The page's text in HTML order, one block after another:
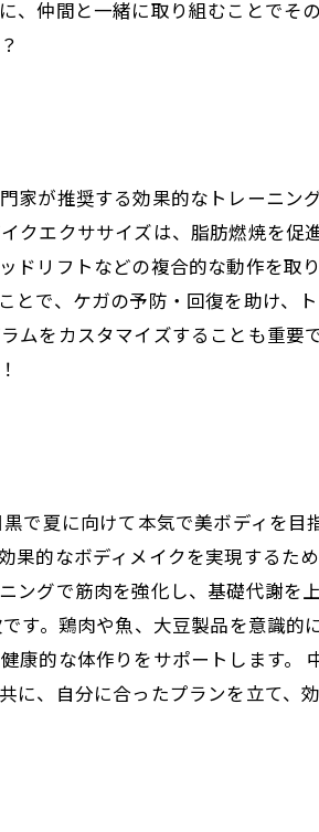
仲間と一緒に取り組むことでそ
が推奨する効果的なトレーニン
クエクササイズは、脂肪燃焼を促
ドリフトなどの複合的な動作を取
で、ケガの予防・回復を助け、
をカスタマイズすることも重要
で夏に向けて本気で美ボディを目
的なボディメイクを実現するた
ングで筋肉を強化し、基礎代謝を
す。鶏肉や魚、大豆製品を意識的
康的な体作りをサポートします。
に、自分に合ったプランを立て、